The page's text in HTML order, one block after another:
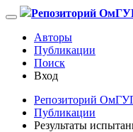
Репозиторий
Авторы
Публикации
Поиск
Вход
Репозиторий
Публикации
Результаты